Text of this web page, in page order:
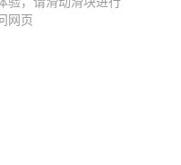
网页